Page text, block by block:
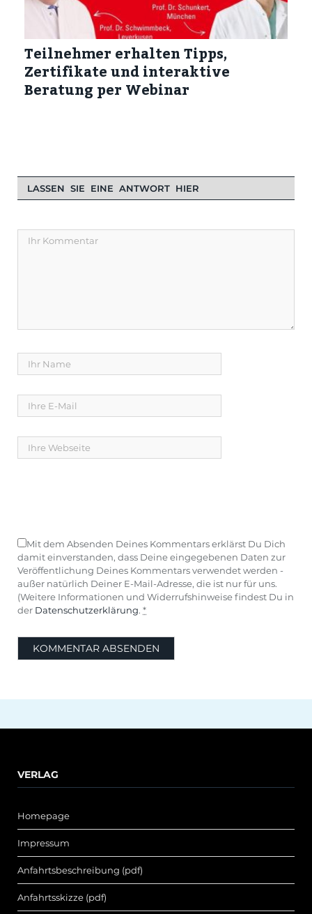
Teilnehmer erhalten Tipps,
Zertifikate und interaktive
Beratung per Webinar
LASSEN SIE EINE ANTWORT HIER
Mit dem Absenden Deines Kommentars erklärst Du Dich
damit einverstanden, dass Deine eingegebenen Daten zur
Veröffentlichung Deines Kommentars verwendet werden -
außer natürlich Deiner E-Mail-Adresse, die ist nur für uns.
(Weitere Informationen und Widerrufshinweise findest Du in
der Datenschutzerklärung. *
VERLAG
Homepage
Impressum
Anfahrtsbeschreibung (pdf)
Anfahrtsskizze (pdf)